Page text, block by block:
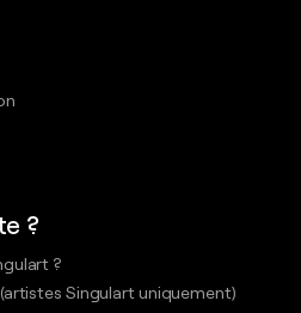
?
?
Singulart uniquement)